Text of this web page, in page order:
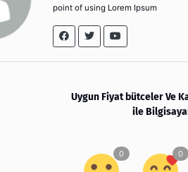
point of using Lorem Ipsum
Uygun Fiyat bütceler Ve
ile